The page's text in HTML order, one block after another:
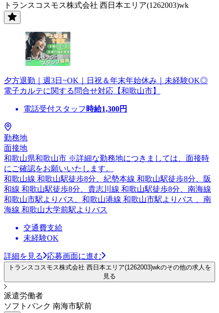
トランスコスモス株式会社 西日本エリア(1262003)wk
夕方退勤｜週3日~OK｜日祝＆年末年始休み｜未経験OK◎
電子カルテに関する問合せ対応【和歌山市】
電話受付スタッフ 時給1,300円
勤務地
面接地
和歌山県和歌山市 ※詳細な勤務地につきましては、面接時
にご確認をお願いいたします。
和歌山線 和歌山駅徒歩8分、紀勢本線 和歌山駅徒歩8分、阪
和線 和歌山駅徒歩8分、貴志川線 和歌山駅徒歩8分、南海線
和歌山市駅よりバス、和歌山港線 和歌山市駅よりバス 、南
海線 和歌山大学前駅よりバス
交通費支給
未経験OK
詳細を見る 応募画面に進む
トランスコスモス株式会社 西日本エリア(1262003)wkのその他の求人を
見る
派遣労働者
ソフトバンク 南海市駅前